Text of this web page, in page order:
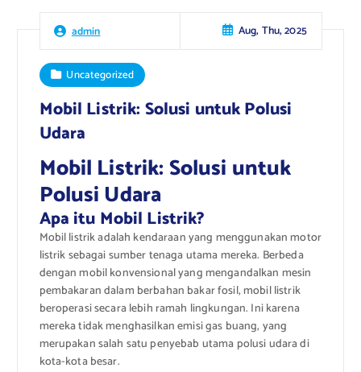
admin Aug, Thu, 2025
Uncategorized
Mobil Listrik: Solusi untuk Polusi
Udara
Mobil Listrik: Solusi untuk
Polusi Udara
Apa itu Mobil Listrik?
Mobil listrik adalah kendaraan yang menggunakan motor
listrik sebagai sumber tenaga utama mereka. Berbeda
dengan mobil konvensional yang mengandalkan mesin
pembakaran dalam berbahan bakar fosil, mobil listrik
beroperasi secara lebih ramah lingkungan. Ini karena
mereka tidak menghasilkan emisi gas buang, yang
merupakan salah satu penyebab utama polusi udara di
kota-kota besar.